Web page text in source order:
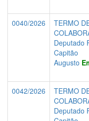
0040/2026
TERMO
Deputado
Capitão
Augusto
0042/2026
TERMO
Deputado